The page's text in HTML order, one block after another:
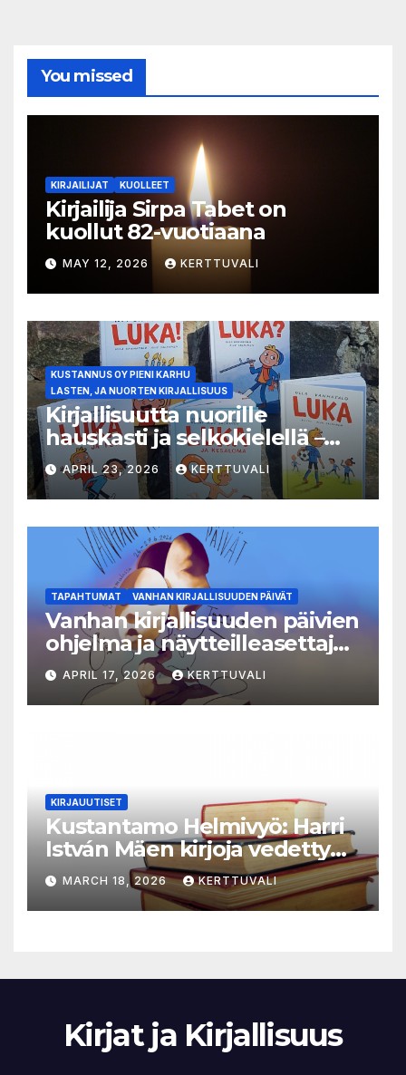
You missed
KIRJAILIJAT KUOLLEET
Kirjailija Sirpa Tabet on
kuollut 82-vuotiaana
MAY 12, 2026 KERTTUVALI
KUSTANNUS OY PIENI KARHU
LASTEN, JA NUORTEN KIRJALLISUUS
Kirjallisuutta nuorille
hauskasti ja selkokielellä –
Luka-sarjasta viides osa
APRIL 23, 2026 KERTTUVALI
TAPAHTUMAT VANHAN KIRJALLISUUDEN PÄIVÄT
Vanhan kirjallisuuden päivien
ohjelma ja näytteilleasettajat
julkistettu
APRIL 17, 2026 KERTTUVALI
KIRJAUUTISET
Kustantamo Helmivyö: Harri
István Mäen kirjoja vedetty
myynnistä
MARCH 18, 2026 KERTTUVALI
Kirjat ja Kirjallisuus